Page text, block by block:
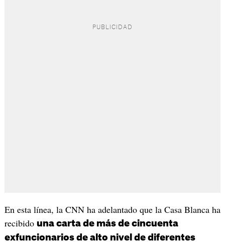
En esta línea, la CNN ha adelantado que la Casa Blanca ha
recibido una carta de más de cincuenta
exfuncionarios de alto nivel de diferentes